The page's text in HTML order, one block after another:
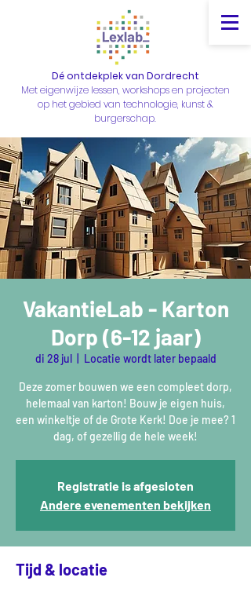
Dé ontdekplek van Dordrecht
Met eigenwijze lessen, workshops en projecten
op het gebied van technologie, kunst &
burgerschap.
VakantieLab - Karton
Dorp (6-12 jaar)
di 28 jul
  |
Locatie wordt later bepaald
Deze zomer bouwen we een compleet dorp,
helemaal van karton! Bouw je eigen huis,
een winkeltje of de Grote Kerk! Doe je mee? 1
dag, of gezellig de hele week!
Registratie is afgesloten
Andere evenementen bekijken
Tijd & locatie